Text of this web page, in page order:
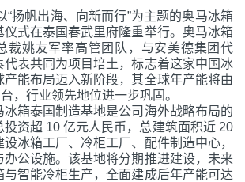
“扬帆出海、向新而行”为主题的奥马冰箱
仪式在泰国春武里府隆重举行。奥马冰箱
裁姚友军率高管团队，与安美德集团代
代表共同为项目培土，标志着这家中国冰
能布局迈入新阶段，其全球年产能将由
，行业领先地位进一步巩固。
泰国制造基地是公司海外战略布局的
投资超 10 亿元人民币，总建筑面积近 20
冰箱工厂、 冷柜工厂、配件制造中心，
办公设施。该基地将分期推进建设，未来
与智能冷柜生产，全面建成后年产能可达